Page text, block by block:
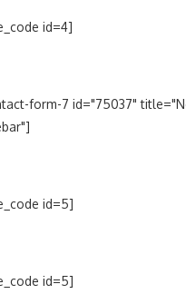
id=4]
form-7 id="75037"
id=5]
id=5]